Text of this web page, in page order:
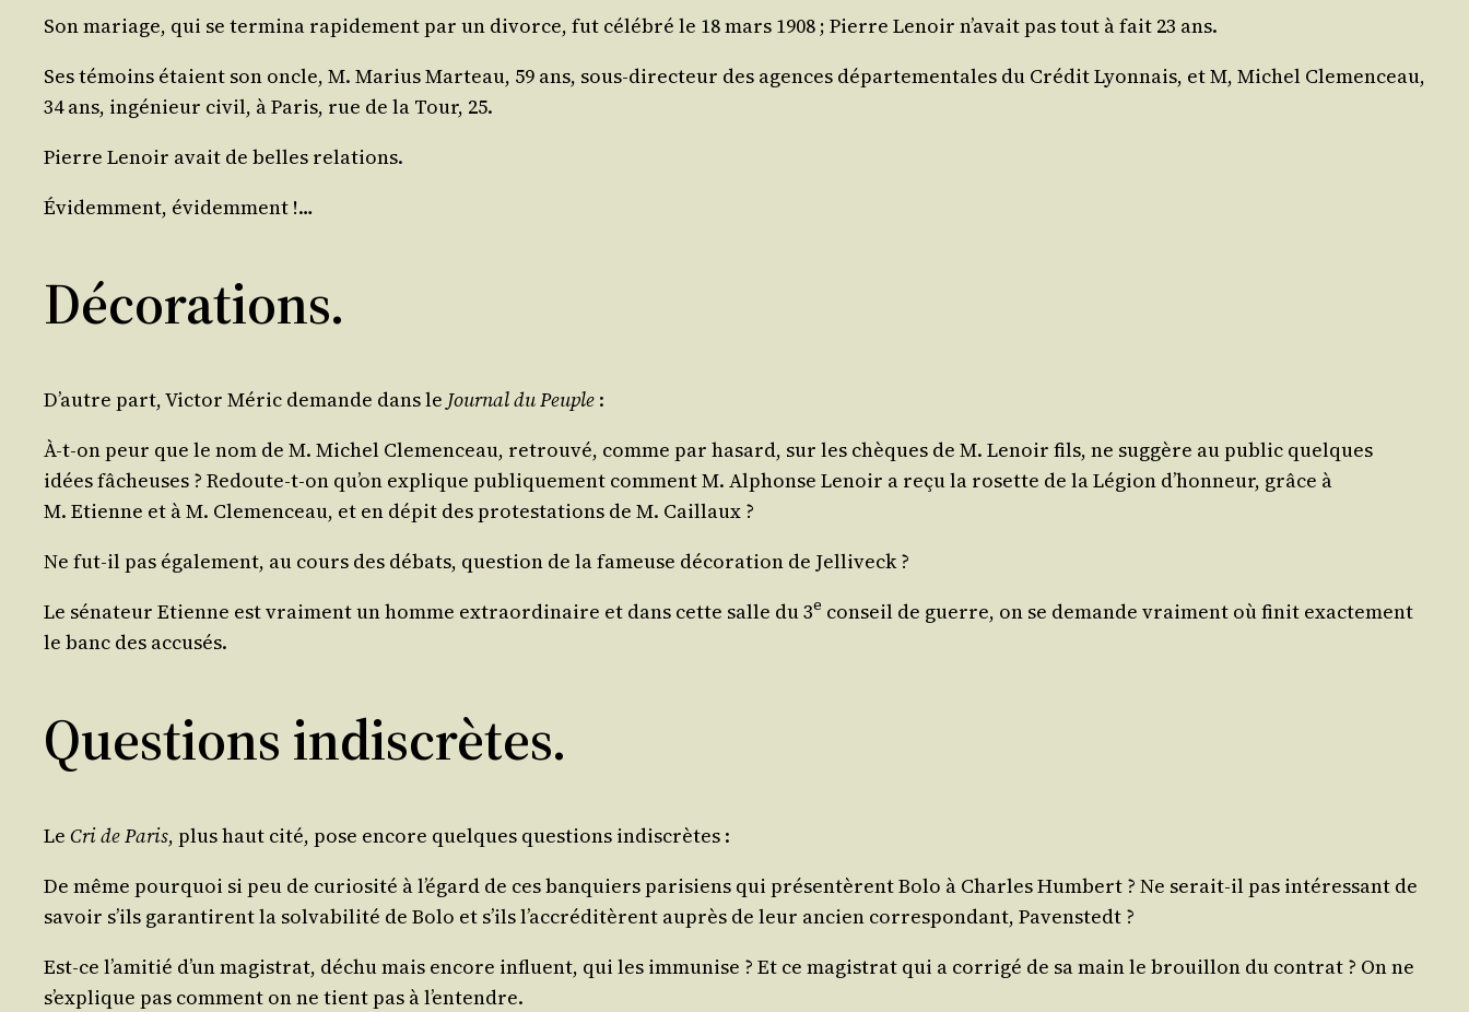
Son mariage, qui se ter­mi­na rapi­de­ment par un divorce, fut célé­bré le 18 mars 1908 ; Pierre Lenoir n’a­vait pas tout à fait 23 ans.
Ses témoins étaient son oncle, M. Marius Mar­teau, 59 ans, sous-direc­teur des agences dépar­te­men­tales du Cré­dit Lyon­nais, et M, Michel Cle­men­ceau,
34 ans, ingé­nieur civil, à Paris, rue de la Tour, 25.
Pierre Lenoir avait de belles relations.
Évi­dem­ment, évidemment !…
Décorations.
D’autre part, Vic­tor Méric demande dans le Jour­nal du Peuple :
À‑t-on peur que le nom de M. Michel Cle­men­ceau, retrou­vé, comme par hasard, sur les chèques de M. Lenoir fils, ne sug­gère au public quelques
idées fâcheuses ? Redoute-t-on qu’on explique publi­que­ment com­ment M. Alphonse Lenoir a reçu la rosette de la Légion d’hon­neur, grâce à
M. Etienne et à M. Cle­men­ceau, et en dépit des pro­tes­ta­tions de M. Caillaux ?
Ne fut-il pas éga­le­ment, au cours des débats, ques­tion de la fameuse déco­ra­tion de Jelliveck ?
Le séna­teur Etienne est vrai­ment un homme extra­or­di­naire et dans cette salle du 3e conseil de guerre, on se demande vrai­ment où finit exac­te­ment
le banc des accusés.
Questions indiscrètes.
Le Cri de Paris, plus haut cité, pose encore quelques ques­tions indiscrètes :
De même pour­quoi si peu de curio­si­té à l’é­gard de ces ban­quiers pari­siens qui pré­sen­tèrent Bolo à Charles Hum­bert ? Ne serait-il pas inté­res­sant de
savoir s’ils garan­tirent la sol­va­bi­li­té de Bolo et s’ils l’ac­cré­di­tèrent auprès de leur ancien cor­res­pon­dant, Pavenstedt ?
Est-ce l’a­mi­tié d’un magis­trat, déchu mais encore influent, qui les immu­nise ? Et ce magis­trat qui a cor­ri­gé de sa main le brouillon du contrat ? On ne
s’ex­plique pas com­ment on ne tient pas à l’entendre.